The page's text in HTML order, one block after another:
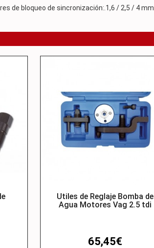
de bloqueo de sincronización:.1,6 / 2,5 / 4 mm
Utiles de Reglaje Bomba de
Agua Motores Vag 2.5 tdi
65,45€